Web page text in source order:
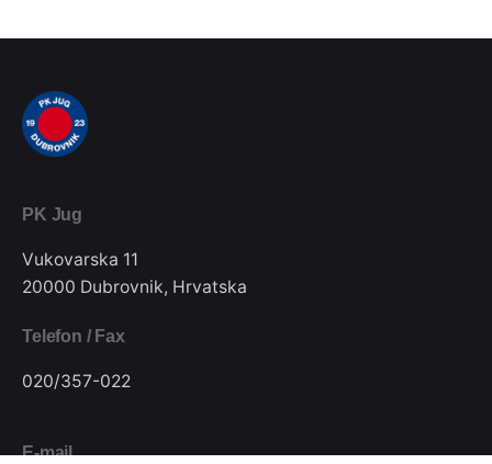
PK Jug
Vukovarska 11
20000 Dubrovnik, Hrvatska
Telefon / Fax
020/357-022
E-mail